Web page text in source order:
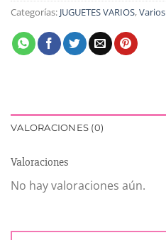
Categorías: JUGUETES VARIOS,Varios
VALORACIONES (0)
Valoraciones
No hay valoraciones aún.